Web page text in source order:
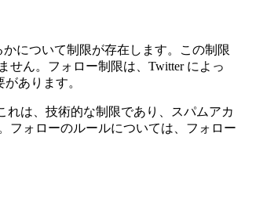
について制限が存在します。この制限
ん。フォロー制限は、Twitter によっ
あります。
れは、技術的な制限であり、スパムアカ
フォローのルールについては、フォロー